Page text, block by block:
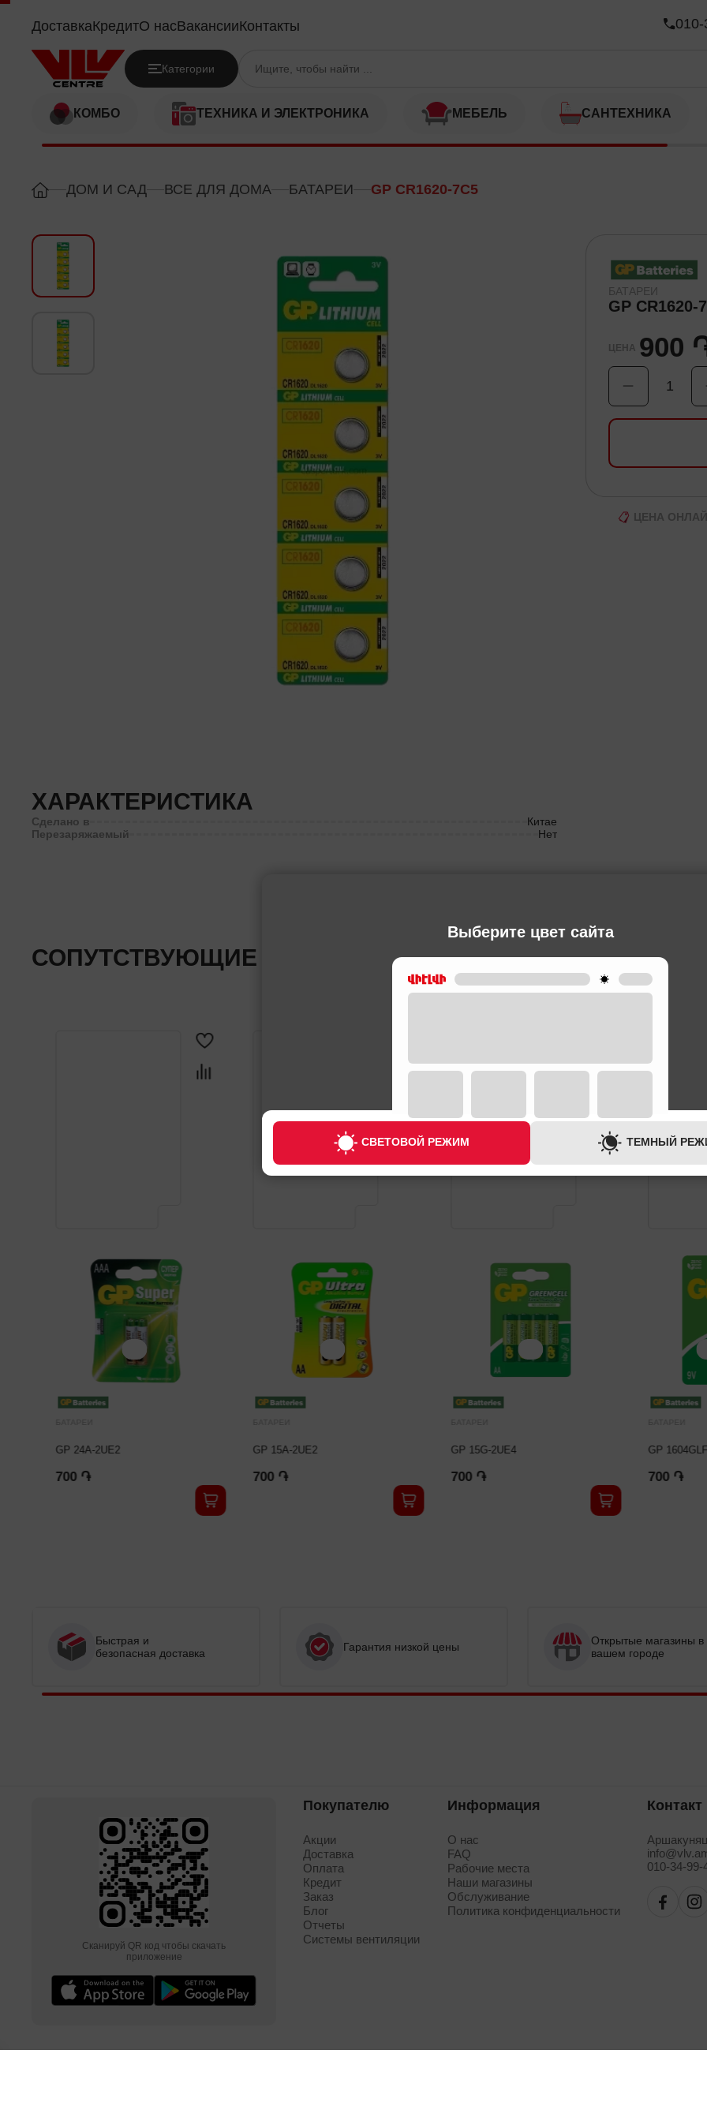
GP CR1620-7C5
Выберите цвет сайта
СВЕТОВОЙ РЕЖИМ ТЕМНЫЙ
ДоставкаКредитО насВакансииКонтакты
Категории
КОМБО ТЕХНИКА И ЭЛЕКТРОНИКА МЕБЕЛЬ САНТЕХНИКА
ДОМ И САД ВСЕ ДЛЯ ДОМА БАТАРЕИ GP CR1620-7C5
БАТАРЕИ
GP CR1620-
ЦЕНА 900
1
ЦЕНА
ХАРАКТЕРИСТИКА
Сделано в
Китае
Перезаряжаемый
Нет
СОПУТСТВУЮЩИЕ ТОВАРЫ
GP 24A-2UE2 GP 15A-2UE2 GP 15G-2UE4 GP 1604GLF-2UE1
Быстрая и
безопасная доставка
Гарантия низкой цены
Открытые магазины в
вашем городе
Сканируй QR код чтобы скачать
приложение
Покупателю
Акции
Доставка
Оплата
Кредит
Заказ
Блог
Отчеты
Системы вентиляции
Информация
О нас
FAQ
Рабочие места
Наши магазины
Обслуживание
Политика конфиденциальности
Контакт
010-34-99-